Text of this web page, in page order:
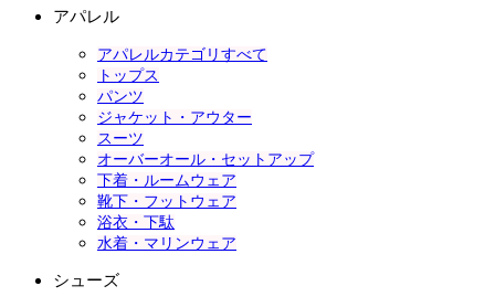
アパレル
アパレルカテゴリすべて
トップス
パンツ
ジャケット・アウター
スーツ
オーバーオール・セットアップ
下着・ルームウェア
靴下・フットウェア
浴衣・下駄
水着・マリンウェア
シューズ